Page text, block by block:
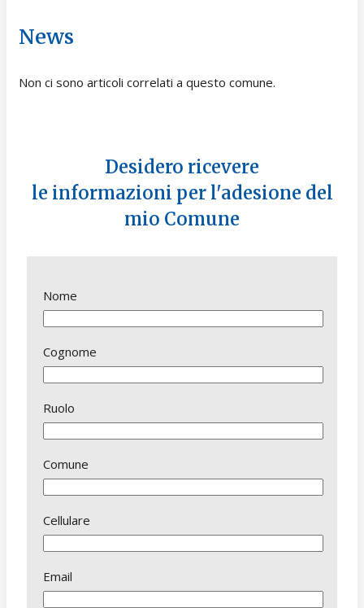
News
Non ci sono articoli correlati a questo comune.
Desidero ricevere
le informazioni per l'adesione del
mio Comune
Nome
Cognome
Ruolo
Comune
Cellulare
Email